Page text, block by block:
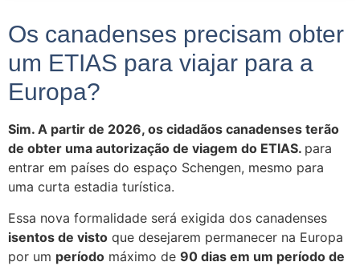
Os canadenses precisam obter
um ETIAS para viajar para a
Europa?
Sim. A partir de 2026, os cidadãos canadenses terão
de obter uma autorização de viagem do ETIAS. para
entrar em países do espaço Schengen, mesmo para
uma curta estadia turística.
Essa nova formalidade será exigida dos canadenses
isentos de visto que desejarem permanecer na Europa
por um período máximo de 90 dias em um período de